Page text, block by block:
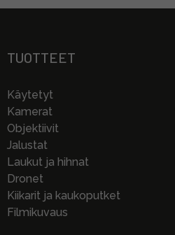
TUOTTEET
Käytetyt
Kamerat
Objektiivit
Jalustat
Laukut ja hihnat
Dronet
Kiikarit ja kaukoputket
Filmikuvaus